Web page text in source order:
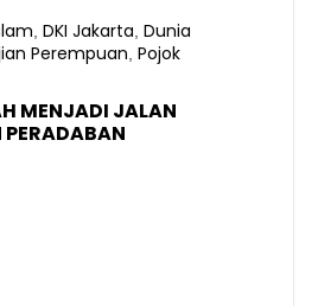
DKI Jakarta Dunia
Perempuan Pojok
MENJADI JALAN